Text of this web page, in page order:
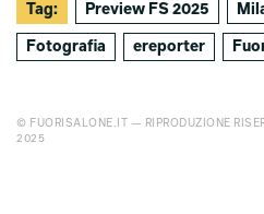
Tag: Preview FS 2025
Fotografia ereporter
© FUORISALONE.IT — RIPRODUZIONE
2025